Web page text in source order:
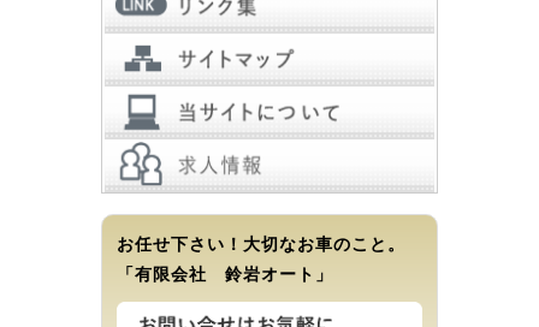
お任せ下さい！大切なお車のこと。
「有限会社 鈴岩オート」